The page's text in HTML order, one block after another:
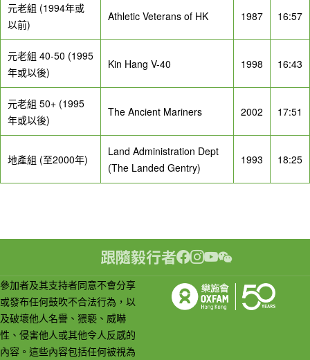
元老組 (1994年或
以前)
Athletic Veterans of HK 1987 16:57
元老組 40-50 (1995
年或以後)
Kin Hang V-40 1998 16:43
元老組 50+ (1995
年或以後)
The Ancient Mariners 2002 17:51
地產組 (至2000年)
Land Administration Dept
(The Landed Gentry)
1993 18:25
跟隨毅行者
參加者及其支持者同意不會分享
或發布任何鼓吹不合法行為，以
及破壞他人名譽、猥褻、威嚇
性、侵害他人或其他令人反感的
內容。這些內容包括任何被視為